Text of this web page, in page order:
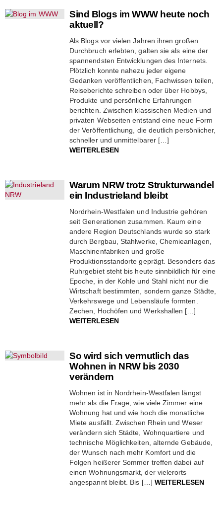
Sind Blogs im WWW heute noch
aktuell?
Als Blogs vor vielen Jahren ihren großen
Durchbruch erlebten, galten sie als eine der
spannendsten Entwicklungen des Internets.
Plötzlich konnte nahezu jeder eigene
Gedanken veröffentlichen, Fachwissen teilen,
Reiseberichte schreiben oder über Hobbys,
Produkte und persönliche Erfahrungen
berichten. Zwischen klassischen Medien und
privaten Webseiten entstand eine neue Form
der Veröffentlichung, die deutlich persönlicher,
schneller und unmittelbarer […]
WEITERLESEN
Warum NRW trotz Strukturwandel
ein Industrieland bleibt
Nordrhein-Westfalen und Industrie gehören
seit Generationen zusammen. Kaum eine
andere Region Deutschlands wurde so stark
durch Bergbau, Stahlwerke, Chemieanlagen,
Maschinenfabriken und große
Produktionsstandorte geprägt. Besonders das
Ruhrgebiet steht bis heute sinnbildlich für eine
Epoche, in der Kohle und Stahl nicht nur die
Wirtschaft bestimmten, sondern ganze Städte,
Verkehrswege und Lebensläufe formten.
Zechen, Hochöfen und Werkshallen […]
WEITERLESEN
So wird sich vermutlich das
Wohnen in NRW bis 2030
verändern
Wohnen ist in Nordrhein-Westfalen längst
mehr als die Frage, wie viele Zimmer eine
Wohnung hat und wie hoch die monatliche
Miete ausfällt. Zwischen Rhein und Weser
verändern sich Städte, Wohnquartiere und
technische Möglichkeiten, alternde Gebäude,
der Wunsch nach mehr Komfort und die
Folgen heißerer Sommer treffen dabei auf
einen Wohnungsmarkt, der vielerorts
angespannt bleibt. Bis […] WEITERLESEN